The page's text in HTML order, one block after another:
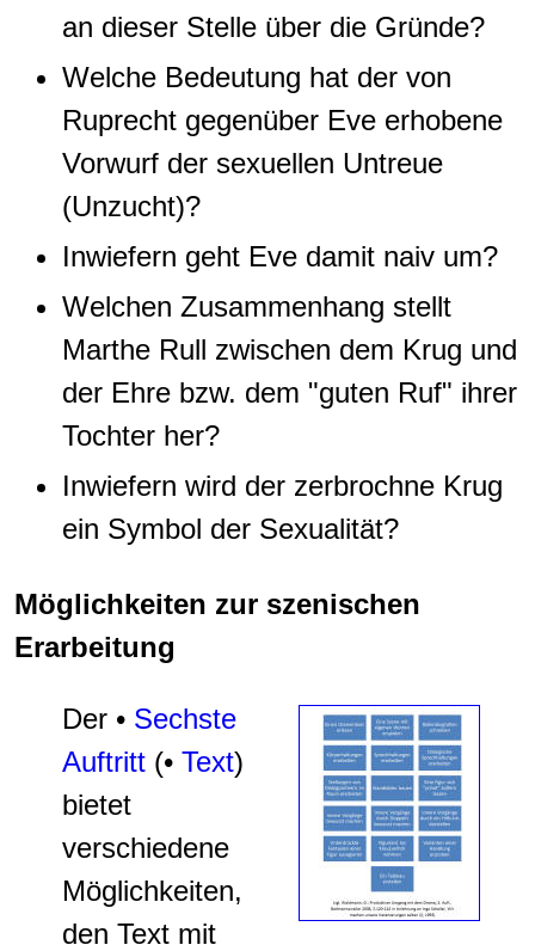
an dieser Stelle über die Gründe?
Welche Bedeutung hat der von
Ruprecht gegenüber Eve erhobene
Vorwurf der sexuellen Untreue
(Unzucht)?
Inwiefern geht Eve damit naiv um?
Welchen Zusammenhang stellt
Marthe Rull zwischen dem Krug und
der Ehre bzw. dem "guten Ruf" ihrer
Tochter her?
Inwiefern wird der zerbrochne Krug
ein Symbol der Sexualität?
Möglichkeiten zur szenischen
Erarbeitung
Der • Sechste
Auftritt (• Text)
bietet
verschiedene
Möglichkeiten,
den Text mit